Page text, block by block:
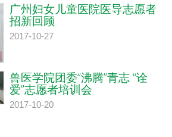
广州妇女儿童医院医导志愿者
招新回顾
2017-10-27
兽医学院团委“沸腾”青志 “诠
爱”志愿者培训会
2017-10-20